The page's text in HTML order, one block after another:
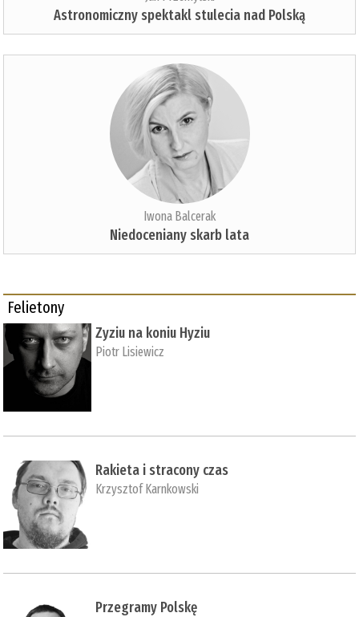
Astronomiczny spektakl stulecia nad Polską
Iwona Balcerak
Niedoceniany skarb lata
Felietony
Zyziu na koniu Hyziu
Piotr Lisiewicz
Rakieta i stracony czas
Krzysztof Karnkowski
Przegramy Polskę